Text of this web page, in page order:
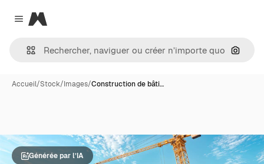
Close menu
Magnific
Accueil/Stock/Images/Construction de bâti…
Générée par l’IA